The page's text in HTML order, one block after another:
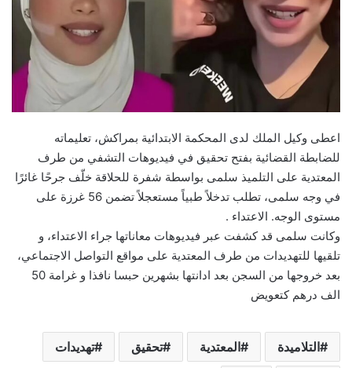
اعطى وكيل الملك لدى المحكمة الابتدائية بمراكش، تعليماته
للضابطة القضائية بفتح تحقيق في فيديوهات التشفي من طرف
المعتدية على التلميذ سلمى بواسطة شفرة للحلاقة خلّف جرحًا غائرًا
في وجه سلمى، تطلب تدخلاً طبياً مستعجلاً تضمن 56 غرزة على
مستوى الوجه. الاعتداء .
وكانت سلمى قد كشفت عبر فيديوهات معاناتها جراء الاعتداء، و
تلقيها للتهديدات من طرف المعتدية على مواقع التواصل الاجتماعي،
بعد خروجها من السجن بعد ادانتها بشهرين حبسا نافذا و غرامة 50
الف درهم كتعويض
التلاميدة المعتدية تحقيق تهديدات